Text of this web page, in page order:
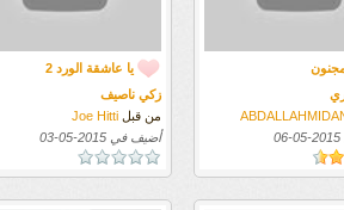
2015-05-06
يا عاشقة الورد 2
زكي ناصيف
من قبل Joe Hitti
أضيف في 2015-05-03